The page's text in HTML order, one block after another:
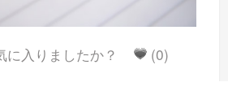
に入りましたか？ (0)